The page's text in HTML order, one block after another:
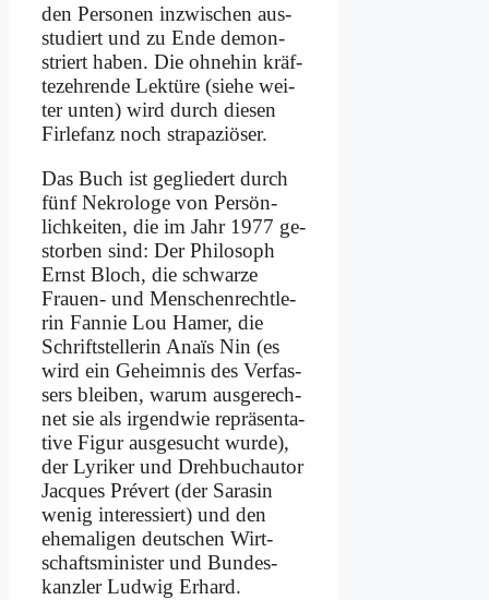
den Per­so­nen in­zwi­schen aus­
stu­diert und zu En­de de­mon­
striert ha­ben. Die oh­ne­hin kräf­
te­zeh­ren­de Lek­tü­re (sie­he wei­
ter un­ten) wird durch die­sen
Fir­le­fanz noch stra­pa­ziö­ser.
Das Buch ist ge­glie­dert durch
fünf Ne­kro­lo­ge von Per­sön­
lich­kei­ten, die im Jahr 1977 ge­
stor­ben sind: Der Phi­lo­soph
Ernst Bloch, die schwar­ze
Frau­en- und Men­schen­recht­le­
rin Fan­nie Lou Ha­mer, die
Schrift­stel­le­rin Anaïs Nin (es
wird ein Ge­heim­nis des Ver­fas­
sers blei­ben, war­um aus­ge­rech­
net sie als ir­gend­wie re­prä­sen­ta­
ti­ve Fi­gur aus­ge­sucht wur­de),
der Ly­ri­ker und Dreh­buch­au­tor
Jac­ques Pré­vert (der Sa­ra­sin
we­nig in­ter­es­siert) und den
ehe­ma­li­gen deut­schen Wirt­
schafts­mi­ni­ster und Bun­des­
kanz­ler Lud­wig Er­hard.